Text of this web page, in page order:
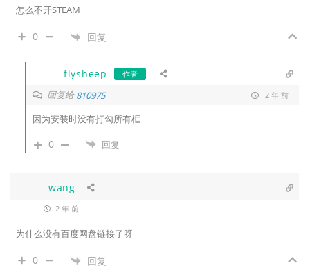
怎么不开STEAM
0 回复
flysheep 作者
回复给810975 2 年 前
因为安装时没有打勾所有框
0 回复
wang
2 年 前
为什么没有百度网盘链接了呀
0 回复